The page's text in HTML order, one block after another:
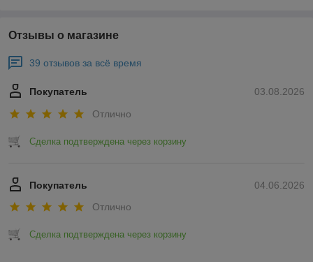
Отзывы о магазине
39 отзывов за всё время
03.08.2026
Покупатель
Отлично
Сделка подтверждена через корзину
04.06.2026
Покупатель
Отлично
Сделка подтверждена через корзину